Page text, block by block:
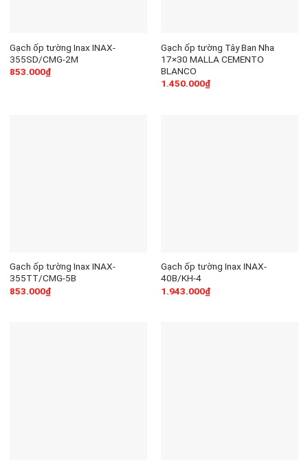
Gạch ốp tường Inax INAX-
355SD/CMG-2M
853.000₫
Gạch ốp tường Tây Ban Nha
17×30 MALLA CEMENTO
BLANCO
1.450.000₫
Gạch ốp tường Inax INAX-
355TT/CMG-5B
853.000₫
Gạch ốp tường Inax INAX-
40B/KH-4
1.943.000₫